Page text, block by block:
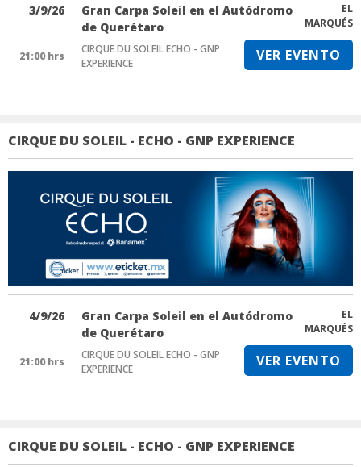
3/9/26
Gran Carpa Soleil en el Autódromo
de Querétaro
EL
MARQUÉS
21:00 hrs
CIRQUE DU SOLEIL ECHO - GNP
EXPERIENCE
VER EVENTO
CIRQUE DU SOLEIL - ECHO - GNP EXPERIENCE
4/9/26
Gran Carpa Soleil en el Autódromo
de Querétaro
EL
MARQUÉS
21:00 hrs
CIRQUE DU SOLEIL ECHO - GNP
EXPERIENCE
VER EVENTO
CIRQUE DU SOLEIL - ECHO - GNP EXPERIENCE